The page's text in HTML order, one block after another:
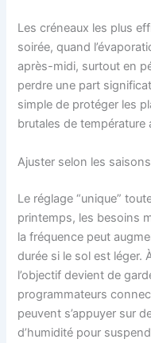
Les créneaux les plus
soirée, quand
après-midi, surtout en
perdre une part
simple de protéger les
brutales de température
Ajuster selon les
Le réglage “unique”
printemps, les besoins
la fréquence peut
durée si le sol est léger.
l’objectif devient de
programmateurs
peuvent s’appuyer sur
d’humidité pour